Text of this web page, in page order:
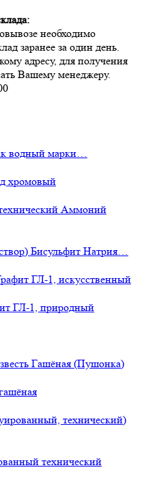
необходимо
заранее за один день.
адресу, для получения
Вашему менеджеру.
водный марки…
хромовый
Аммоний
Бисульфит Натрия…
ГЛ-1, искусственный
ГЛ-1, природный
Гашёная (Пушонка)